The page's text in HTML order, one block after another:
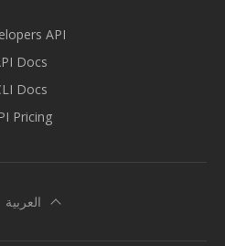
API
Docs
Docs
Pricing
العربية